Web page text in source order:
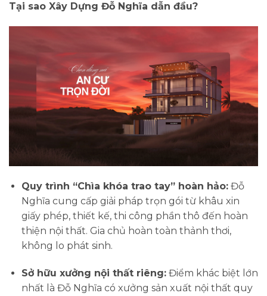
Tại sao Xây Dựng Đỗ Nghĩa dẫn đầu?
Quy trình “Chìa khóa trao tay” hoàn hảo:Đỗ
Nghĩa cung cấp giải pháp trọn gói từ khâu xin
giấy phép, thiết kế, thi công phần thô đến hoàn
thiện nội thất. Gia chủ hoàn toàn thảnh thơi,
không lo phát sinh.
Sở hữu xưởng nội thất riêng:Điểm khác biệt lớn
nhất là Đỗ Nghĩa có xưởng sản xuất nội thất quy